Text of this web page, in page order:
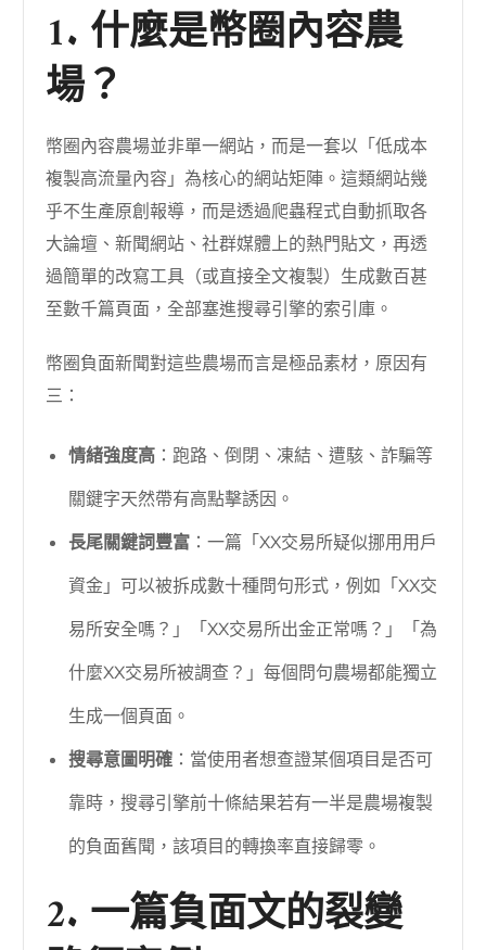
1. 什麼是幣圈內容農
場？
幣圈內容農場並非單一網站，而是一套以「低成本
複製高流量內容」為核心的網站矩陣。這類網站幾
乎不生產原創報導，而是透過爬蟲程式自動抓取各
大論壇、新聞網站、社群媒體上的熱門貼文，再透
過簡單的改寫工具（或直接全文複製）生成數百甚
至數千篇頁面，全部塞進搜尋引擎的索引庫。
幣圈負面新聞對這些農場而言是極品素材，原因有
三：
情緒強度高 ：跑路、倒閉、凍結、遭駭、詐騙等
關鍵字天然帶有高點擊誘因。
長尾關鍵詞豐富 ：一篇「XX交易所疑似挪用用戶
資金」可以被拆成數十種問句形式，例如「XX交
易所安全嗎？」「XX交易所出金正常嗎？」「為
什麼XX交易所被調查？」每個問句農場都能獨立
生成一個頁面。
搜尋意圖明確 ：當使用者想查證某個項目是否可
靠時，搜尋引擎前十條結果若有一半是農場複製
的負面舊聞，該項目的轉換率直接歸零。
2. 一篇負面文的裂變